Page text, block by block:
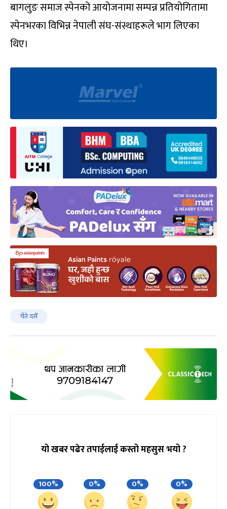
बागलुङ समाज स्पेनको आयोजनामा सम्पन्न प्रतियोगितामा
स्पेनभरका विभिन्न नेपाली संघ-संस्थाहरूले भाग लिएका
थिए।
चैते दसैँ
यो खबर पढेर तपाईलाई कस्तो महसुस भयो ?
100% 0% 0% 0%